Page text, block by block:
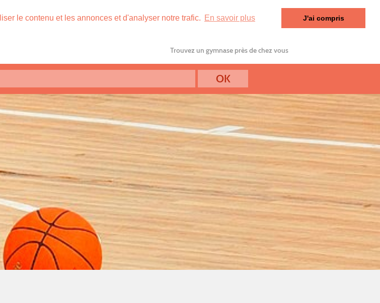
le contenu et les annonces et d'analyser notre trafic. En savoir plus J'ai compris
Trouvez un gymnase près de chez vous